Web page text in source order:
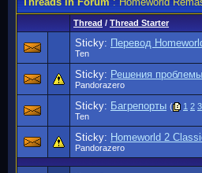
Thread / Thread Starter
Sticky: Перевод
Ten
Sticky: Решения
Pandorazero
Sticky: Багрепорты ( 1 2 3
Ten
Sticky: Homeworld 2
Pandorazero